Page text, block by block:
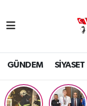
GÜNDEM SİYASET
SİYASET
EKONOMİ
Yalova Nöbetçi
Yalova Hava
Yalova Namaz